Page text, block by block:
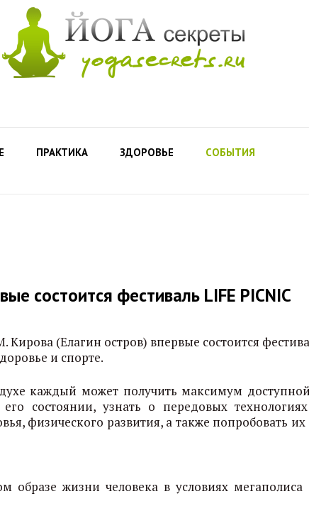
ПРАКТИКА ЗДОРОВЬЕ
СОБЫТИЯ
состоится фестиваль LIFE PICNIC
(Елагин остров) впервые состоится
и спорте.
каждый может получить максимум
состоянии, узнать о передовых
физического развития, а также попробовать их
образе жизни человека в условиях мегаполиса